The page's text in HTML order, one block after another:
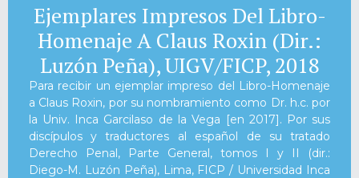
Ejemplares Impresos Del Libro-
Homenaje A Claus Roxin (dir.:
Luzón Peña), UIGV/FICP, 2018
Para recibir un ejemplar impreso del Libro-Homenaje
a Claus Roxin, por su nombramiento como Dr. h.c. por
la Univ. Inca Garcilaso de la Vega [en 2017]. Por sus
discípulos y traductores al español de su tratado
Derecho Penal, Parte General, tomos I y II (dir.:
Diego-M. Luzón Peña), Lima, FICP / Universidad Inca